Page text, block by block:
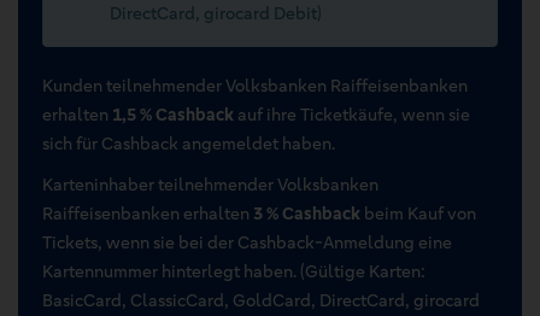
DirectCard, girocard Debit)
Kunden teilnehmender Volksbanken Raiffeisenbanken
erhalten 1,5 % Cashback auf ihre Ticketkäufe, wenn sie
sich für Cashback angemeldet haben.
Karteninhaber teilnehmender Volksbanken
Raiffeisenbanken erhalten 3 % Cashback beim Kauf von
Tickets, wenn sie bei der Cashback-Anmeldung eine
Kartennummer hinterlegt haben. (Gültige Karten:
BasicCard, ClassicCard, GoldCard, DirectCard, girocard